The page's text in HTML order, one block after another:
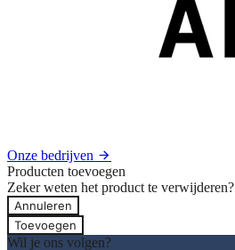
Onze bedrijven
Producten toevoegen
Zeker weten het product te verwijderen?
Annuleren
Toevoegen
Wil je ons volgen?